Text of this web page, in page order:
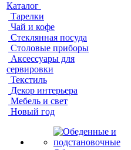
Каталог
Тарелки
Чай и кофе
Стеклянная посуда
Столовые приборы
Аксессуары для
сервировки
Текстиль
Декор интерьера
Мебель и свет
Новый год